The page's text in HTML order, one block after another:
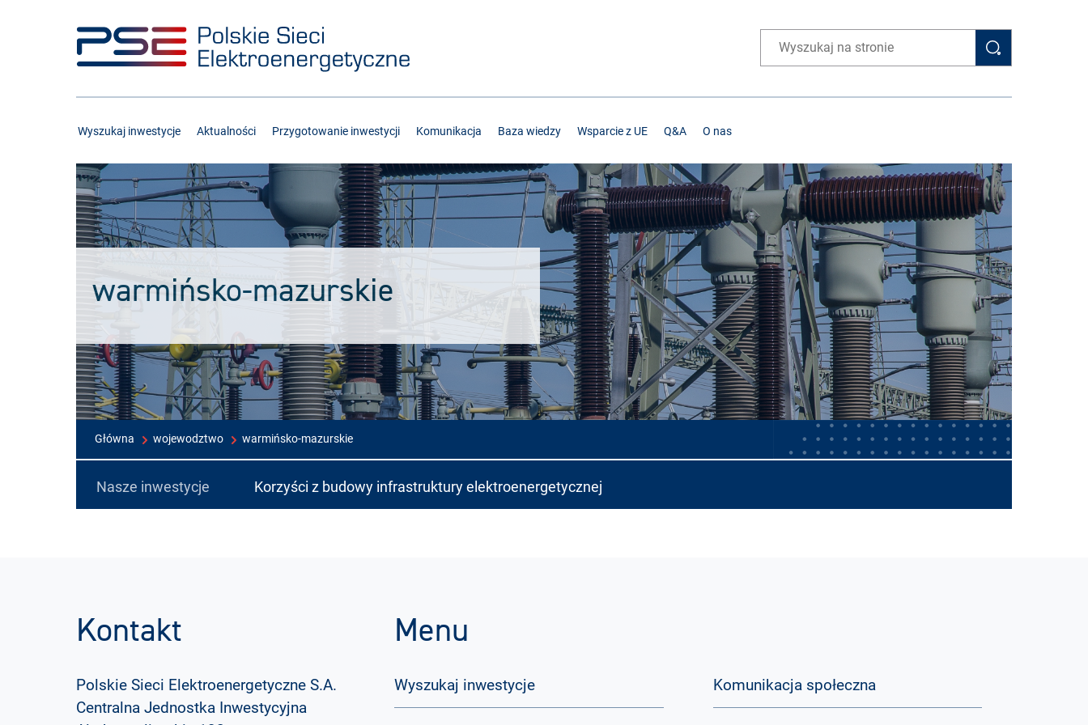
Wpisz wyszukiwaną frazę
Wyszukaj inwestycje Aktualności Przygotowanie inwestycji Komunikacja Baza wiedzy Wsparcie z UE Q&A O nas
warmińsko-mazurskie
Główna wojewodztwo warmińsko-mazurskie
Nasze inwestycje Korzyści z budowy infrastruktury elektroenergetycznej
Kontakt
Polskie Sieci Elektroenergetyczne S.A.
Centralna Jednostka Inwestycyjna
Menu
Wyszukaj inwestycje Komunikacja społeczna